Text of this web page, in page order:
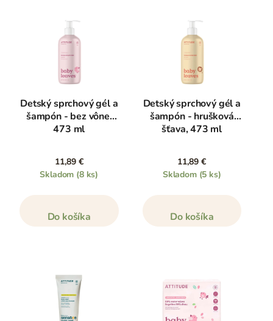
Detský sprchový gél a
šampón - bez vône,
473 ml
11,89 €
Skladom (8 ks)
Do košíka
Detský sprchový gél a
šampón - hrušková
šťava, 473 ml
11,89 €
Skladom (5 ks)
Do košíka